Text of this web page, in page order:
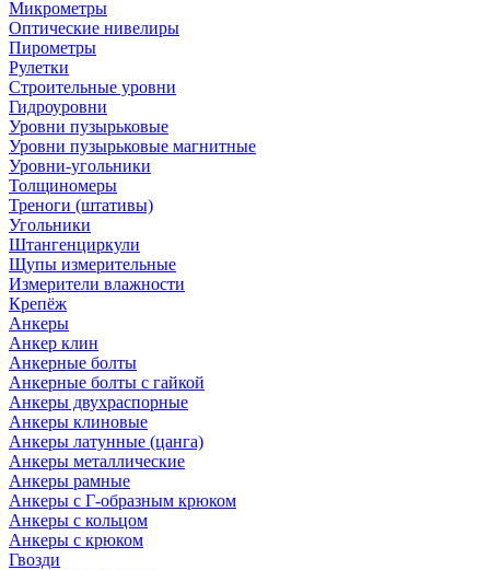
Микрометры
Оптические нивелиры
Пирометры
Рулетки
Строительные уровни
Гидроуровни
Уровни пузырьковые
Уровни пузырьковые магнитные
Уровни-угольники
Толщиномеры
Треноги (штативы)
Угольники
Штангенциркули
Щупы измерительные
Измерители влажности
Крепёж
Анкеры
Анкер клин
Анкерные болты
Анкерные болты с гайкой
Анкеры двухраспорные
Анкеры клиновые
Анкеры латунные (цанга)
Анкеры металлические
Анкеры рамные
Анкеры с Г-образным крюком
Анкеры с кольцом
Анкеры с крюком
Гвозди